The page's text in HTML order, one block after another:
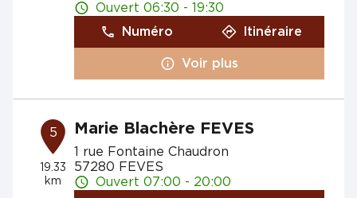
Ouvert 06:30 - 19:30
Numéro
Itinéraire
Voir plus
5
19.33
km
Marie Blachère FEVES
1 rue Fontaine Chaudron
57280 FEVES
Ouvert 07:00 - 20:00